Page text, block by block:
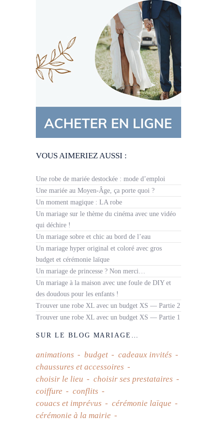
VOUS AIMERIEZ AUSSI :
Une robe de mariée destockée : mode d’emploi
Une mariée au Moyen-Âge, ça porte quoi ?
Un moment magique : LA robe
Un mariage sur le thème du cinéma avec une vidéo
qui déchire !
Un mariage sobre et chic au bord de l’eau
Un mariage hyper original et coloré avec gros
budget et cérémonie laïque
Un mariage de princesse ? Non merci…
Un mariage à la maison avec une foule de DIY et
des doudous pour les enfants !
Trouver une robe XL avec un budget XS — Partie 2
Trouver une robe XL avec un budget XS — Partie 1
SUR LE BLOG MARIAGE…
animations budget
cadeaux invités
chaussures et accessoires
choisir le lieu
choisir ses prestataires
coiffure
conflits
couacs et imprévus
cérémonie laïque
cérémonie à la mairie